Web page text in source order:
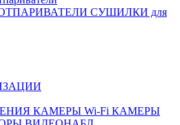
СУШИЛКИ для
КАМЕРЫ Wi-Fi КАМЕРЫ